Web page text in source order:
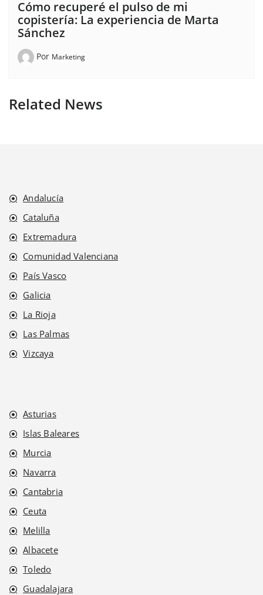
Related News
Cómo recuperé el pulso de mi
copistería: La experiencia de Marta
Sánchez
Por Marketing
Andalucía
Cataluña
Extremadura
Comunidad Valenciana
País Vasco
Galicia
La Rioja
Las Palmas
Vizcaya
Asturias
Islas Baleares
Murcia
Navarra
Cantabria
Ceuta
Melilla
Albacete
Toledo
Guadalajara